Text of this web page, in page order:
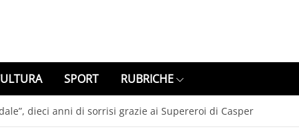
SPORT RUBRICHE
dieci anni di sorrisi grazie ai Supereroi di Casper